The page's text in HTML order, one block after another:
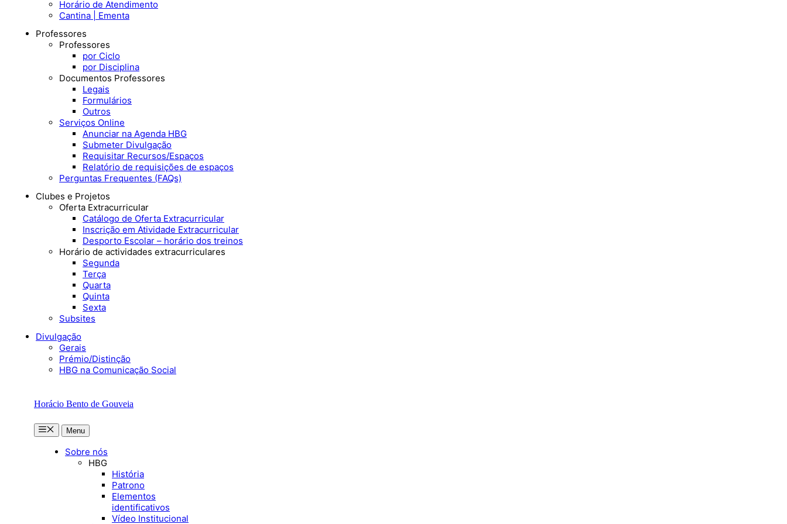
Horário de Atendimento
Cantina | Ementa
Professores
Professores
por Ciclo
por Disciplina
Documentos Professores
Legais
Formulários
Outros
Serviços Online
Anunciar na Agenda HBG
Submeter Divulgação
Requisitar Recursos/Espaços
Relatório de requisições de espaços
Perguntas Frequentes (FAQs)
Clubes e Projetos
Oferta Extracurricular
Catálogo de Oferta Extracurricular
Inscrição em Atividade Extracurricular
Desporto Escolar – horário dos treinos
Horário de actividades extracurriculares
Segunda
Terça
Quarta
Quinta
Sexta
Subsites
Divulgação
Gerais
Prémio/Distinção
HBG na Comunicação Social
Horácio Bento de Gouveia
MenuMenu
Sobre nós
HBG
História
Patrono
Elementos
identificativos
Vídeo Institucional